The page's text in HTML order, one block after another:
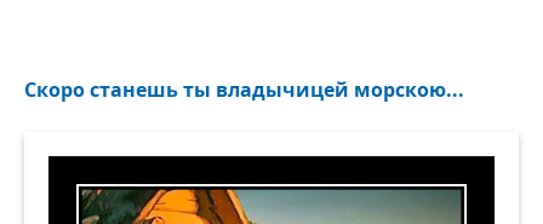
Скоро станешь ты владычицей морскою...